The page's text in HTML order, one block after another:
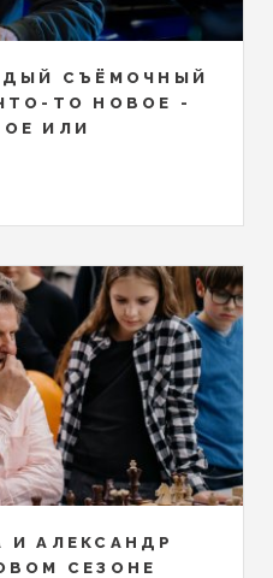
СЪЁМОЧНЫЙ
ТО НОВОЕ -
ИЛИ
АЛЕКСАНДР
СЕЗОНЕ